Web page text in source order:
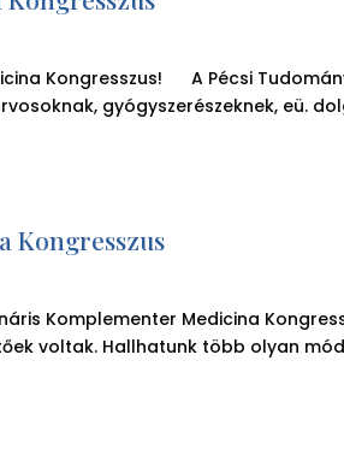
Kongresszus! A Pécsi
gyógyszerészeknek, eü.
Kongresszus
Komplementer Medicina
voltak. Hallhatunk több olyan